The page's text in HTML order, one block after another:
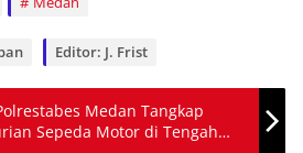
Editor: J. Frist
Medan Tangkap
Sepeda Motor di Tengah